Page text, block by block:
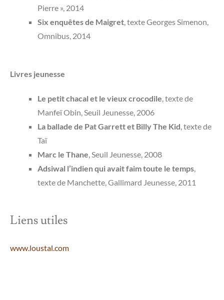
Pierre », 2014
Six enquêtes de Maigret, texte Georges Simenon,
Omnibus, 2014
Livres jeunesse
Le petit chacal et le vieux crocodile, texte de
Manfeï Obin, Seuil Jeunesse, 2006
La ballade de Pat Garrett et Billy The Kid, texte de
Taï
Marc le Thane, Seuil Jeunesse, 2008
Adsiwal l’indien qui avait faim toute le temps,
texte de Manchette, Gallimard Jeunesse, 2011
Liens utiles
www.loustal.com